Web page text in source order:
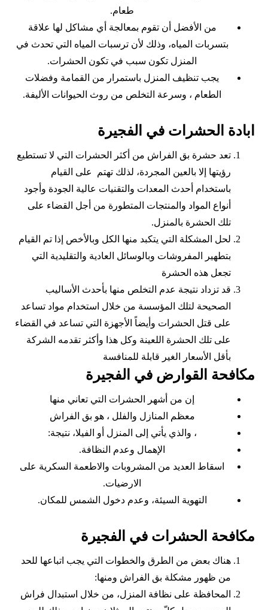
طعام.
من الأفضل أن تقوم بمعالجة أي مشاكل لها علاقة
بتسربات المياه، وذلك لأن ترسبات المياه التي تحدث في
المنزل تكون سبب في تكون الحشرات.
يجب تنظيف المنزل باستمرار من القمامة وفضلات
الطعام ، وسرعة التخلص من روث الحيوانات الأليفة.
ابادة الحشرات في الفجيرة
تعد حشرة بق الفراش من أكثر الحشرات التي لا تستطيع
رؤيتها إلا بالعين المجردة، لذلك تهتم على القيام
باستخدام أحدث المعدات والتقنيات عالية الجودة وأجود
أنواع المواد والمنتجات المتطورة من أجل القضاء على
تلك الحشرة بالمنزل.
لحل المشكلة التي يتكبد منها الكل وبالأخص إذا تم القيام
بتطهير المفروشات وبالوسائل العادية والتقليدية التي
تجعل هذه الحشرة
قد تزداد نتيجة عدم التخلص منها بأحدث الأساليب
الصحيحة لتلك المؤسسة من خلال استخدام مواد تساعد
على قتل الحشرات وأيضاً الأجهزة التي تساعد في القضاء
على تلك الحشرة اللعينة وكل هذا وأكثر تقدمه الشركة
بأقل الأسعار الغير قابلة للمنافسة
مكافحة القوارض في الفجيرة
إن من أشهر الحشرات التي تعاني منها
معظم المنازل والفلل ، هو بق الفراش
، والذي يأتي إلى المنزل أو الفيلا، نتيجة:
الإهمال وعدم النظافة.
اسقاط العديد من المشروبات والاطعمة السكرية على
الارضيات.
التهوية السيئة، وعدم دخول الشمس للمكان.
مكافحة الحشرات في الفجيرة
هناك بعض من الطرق والخطوات التي يجب اتباعها للحد
من ظهور مشكلة بق الفراش ومنها:
المحافظة على نظافة المنزل، من خلال استبدال فراش